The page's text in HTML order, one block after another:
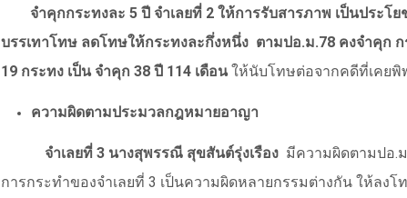
จำคุกกระทงละ 5 ปี จำเลยที่ 2 ให้การรับสารภาพ เป็นประโ
บรรเทาโทษ ลดโทษให้กระทงละกึ่งหนึ่ง ตามปอ.ม.78 คงจำคุก
19 กระทง เป็น จำคุก 38 ปี 114 เดือนให้นับโทษต่อจากคดีที่เคย
ความผิดตามประมวลกฎหมายอาญา
จำเลยที่ 3 นางสุพรรณี สุขสันต์รุ่งเรือง มีความผิดตามปอ.
การกระทำของจำเลยที่ 3 เป็นความผิดหลายกรรมต่างกัน ให้ลงโ